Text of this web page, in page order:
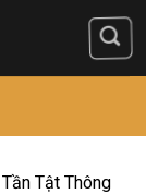
Tật Thông